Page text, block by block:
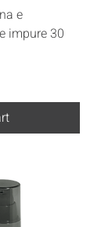
e
impure 30